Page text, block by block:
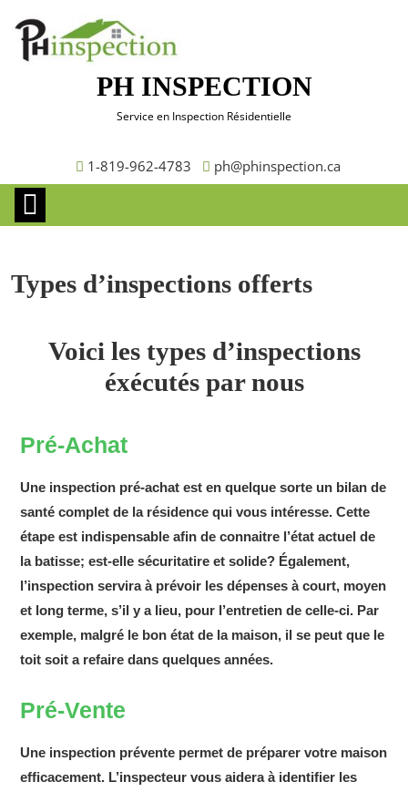
PH INSPECTION
Service en Inspection Résidentielle
1-819-962-4783 ph@phinspection.ca
Types d’inspections offerts
Voici les types d’inspections
éxécutés par nous
Pré-Achat
Une inspection pré-achat est en quelque sorte un bilan de
santé complet de la résidence qui vous intéresse. Cette
étape est indispensable afin de connaitre l’état actuel de
la batisse; est-elle sécuritatire et solide? Également,
l’inspection servira à prévoir les dépenses à court, moyen
et long terme, s’il y a lieu, pour l’entretien de celle-ci. Par
exemple, malgré le bon état de la maison, il se peut que le
toit soit a refaire dans quelques années.
Pré-Vente
Une inspection prévente permet de préparer votre maison
efficacement. L’inspecteur vous aidera à identifier les